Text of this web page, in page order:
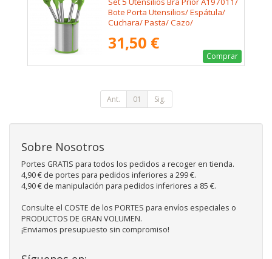
Bote Porta Utensilios/ Espátula/
Cuchara/ Pasta/ Cazo/
31,50 €
Comprar
Ant. 01 Sig.
Sobre Nosotros
Portes GRATIS para todos los pedidos a recoger en tienda.
4,90 € de portes para pedidos inferiores a 299 €.
4,90 € de manipulación para pedidos inferiores a 85 €.
Consulte el COSTE de los PORTES para envíos especiales o
PRODUCTOS DE GRAN VOLUMEN.
¡Enviamos presupuesto sin compromiso!